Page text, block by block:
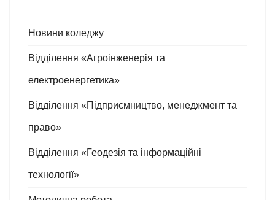
Новини коледжу
Відділення «Агроінженерія та
електроенергетика»
Відділення «Підприємництво, менеджмент та
право»
Відділення «Геодезія та інформаційні
технології»